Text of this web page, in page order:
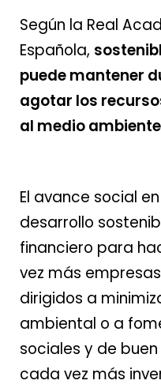
Según la Real
Española,
puede mantener
agotar los
al medio
El avance social
desarrollo
financiero para
vez más
dirigidos a
ambiental o a
sociales y de
cada vez más